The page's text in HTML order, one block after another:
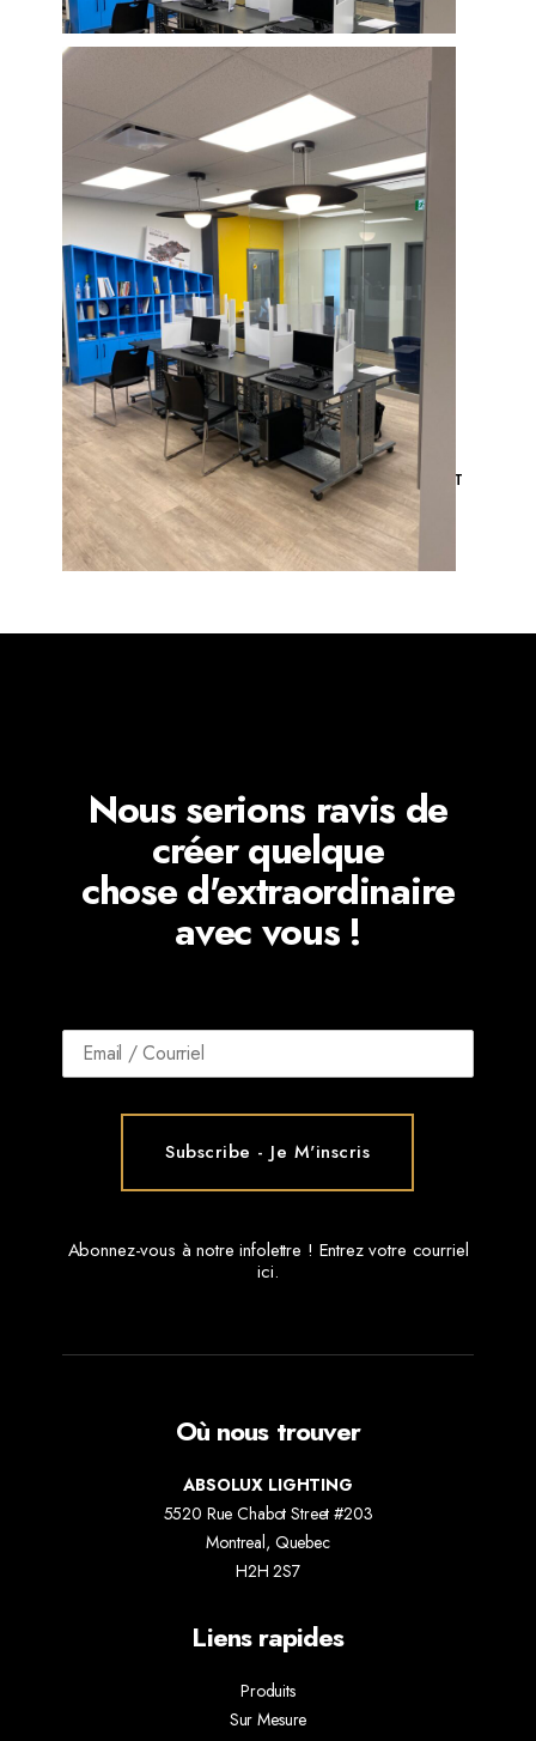
PROJET SUIVANT
Nous serions ravis de
créer quelque
chose d'extraordinaire
avec vous !
Abonnez-vous à notre infolettre ! Entrez votre courriel
ici.
Où nous trouver
ABSOLUX LIGHTING
5520 Rue Chabot Street #203
Montreal, Quebec
H2H 2S7
Liens rapides
Produits
Sur Mesure